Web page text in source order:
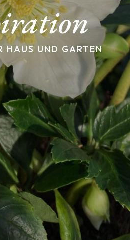
HAUS UND GARTEN